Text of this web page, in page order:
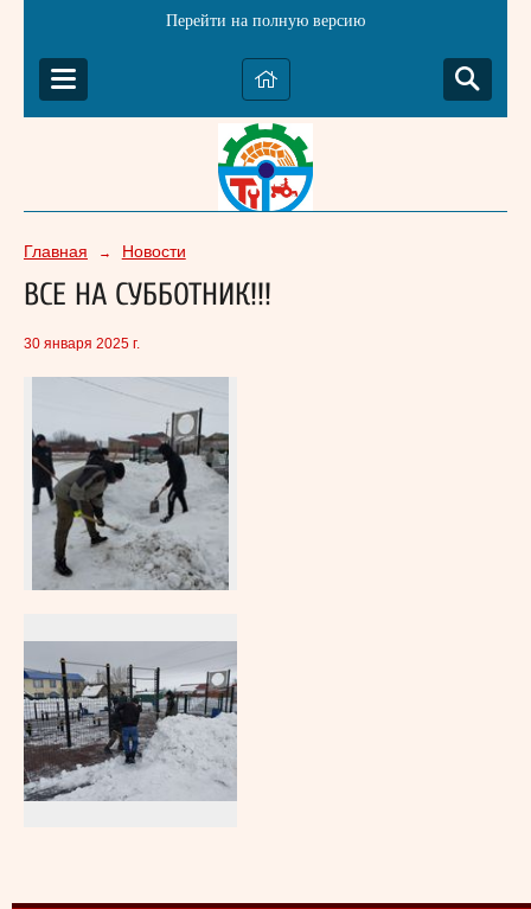
Перейти на полную версию
Главная → Новости
ВСЕ НА СУББОТНИК!!!
30 января 2025 г.